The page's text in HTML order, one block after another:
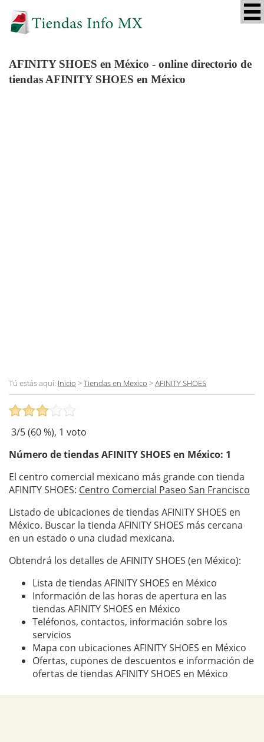
AFINITY SHOES en México - online directorio de
tiendas AFINITY SHOES en México
Tú estás aquí: Inicio >Tiendas en Mexico >AFINITY SHOES
3/5 (60%), 1 voto
Número de tiendasAFINITY SHOESen México: 1
El centro comercial mexicano más grande con tienda
AFINITY SHOES: Centro Comercial Paseo San Francisco
Listado de ubicaciones de tiendas AFINITY SHOES en
México. Buscar la tienda AFINITY SHOES más cercana
en un estado o una ciudad mexicana.
Obtendrá los detalles de AFINITY SHOES (en México):
Lista de tiendas AFINITY SHOES en México
Información de las horas de apertura en las
tiendas AFINITY SHOES en México
Teléfonos, contactos, información sobre los
servicios
Mapa con ubicaciones AFINITY SHOES en México
Ofertas, cupones de descuentos e información de
ofertas de tiendas AFINITY SHOES en México